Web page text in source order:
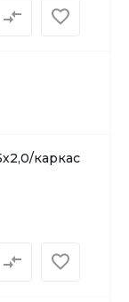
каркас